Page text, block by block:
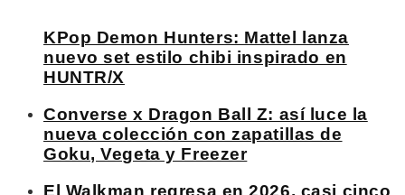
KPop Demon Hunters: Mattel lanza
nuevo set estilo chibi inspirado en
HUNTR/X
Converse x Dragon Ball Z: así luce la
nueva colección con zapatillas de
Goku, Vegeta y Freezer
El Walkman regresa en 2026, casi cinco